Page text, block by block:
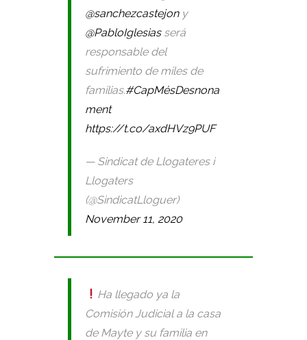
@sanchezcastejony
@PabloIglesiasserá
responsable del
sufrimiento de miles de
familias.#CapMésDesnona
ment
https://t.co/axdHVz9PUF
— Sindicat de Llogateres i
Llogaters
(@SindicatLloguer)
November 11, 2020
Ha llegado ya la
Comisión Judicial a la casa
de Mayte y su familia en